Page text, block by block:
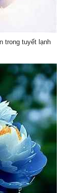
trong tuyết lạnh